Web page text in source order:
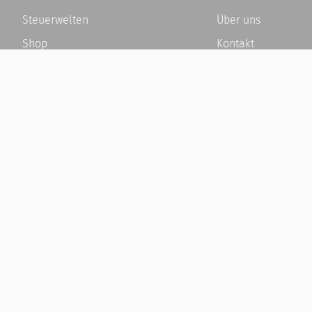
Steuerwelten
Shop
Über uns
Kontakt